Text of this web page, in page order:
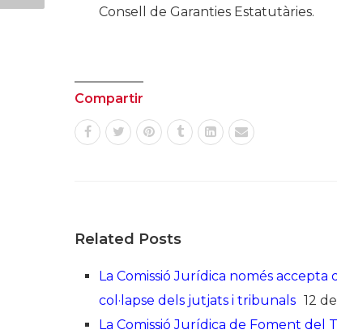
Consell de Garanties Estatutàries.
Compartir
Related Posts
La Comissió Jurídica només accepta
col·lapse dels jutjats i tribunals 12
La Comissió Jurídica de Foment del